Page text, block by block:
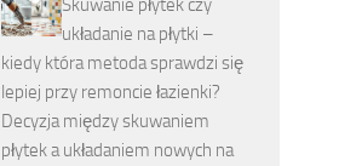
Skuwanie płytek czy
układanie na płytki –
kiedy która metoda sprawdzi się
lepiej przy remoncie łazienki?
Decyzja między skuwaniem
płytek a układaniem nowych na